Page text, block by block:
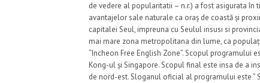
de vedere al popularitatii – n.r.) a fost asigurata
avantajelor sale naturale ca oraș de coastă și
capitalei Seul, impreuna cu Seulul insusi si
mai mare zona metropolitana din lume, ca
“Incheon Free English Zone”. Scopul
Kong-ul și Singapore. Scopul final este insa de a
de nord-est. Sloganul oficial al programului este ”